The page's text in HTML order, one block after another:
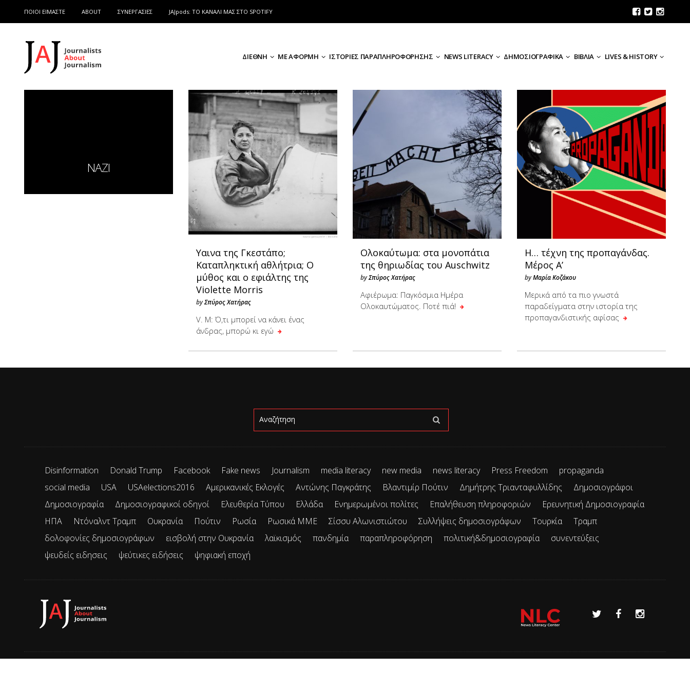
ΠΟΙΟΙ ΕΙΜΑΣΤΕ ABOUT ΣΥΝΕΡΓΑΣΙΕΣ JAJpods: TO ΚΑΝΑΛΙ ΜΑΣ ΣΤΟ SPOTIFY
ΔΙΕΘΝΗ ΜΕ ΑΦΟΡΜΗ ΙΣΤΟΡΙΕΣ ΠΑΡΑΠΛΗΡΟΦΟΡΗΣΗΣ NEWS LITERACY ΔΗΜΟΣΙΟΓΡΑΦΙΚΑ ΒΙΒΛΙΑ LIVES & HISTORY
ΝΑΖΙ
Υαινα της Γκεστάπο;
Καταπληκτική αθλήτρια; Ο
μύθος και ο εφιάλτης της
Violette Morris
byΣπύρος Χατήρας
V. M: Ό,τι μπορεί να κάνει ένας
άνδρας, μπορώ κι εγώ
Ολοκαύτωμα: στα μονοπάτια
της θηριωδίας του Auschwitz
byΣπύρος Χατήρας
Αφιέρωμα: Παγκόσμια Ημέρα
Ολοκαυτώματος. Ποτέ πιά!
H… τέχνη της προπαγάνδας.
Μέρος Α’
byΜαρία Κοζάκου
Μερικά από τα πιο γνωστά
παραδείγματα στην ιστορία της
προπαγανδιστικής αφίσας
Disinformation Donald Trump Facebook Fake news Journalism media literacy new media news literacy Press Freedom
propaganda
social media
USA USAelections2016 Αμερικανικές Εκλογές Αντώνης Παγκράτης Βλαντιμίρ Πούτιν Δημήτρης Τριανταφυλλίδης
Δημοσιογράφοι
Δημοσιογραφία
Δημοσιογραφικοί οδηγοί Ελευθερία Τύπου Ελλάδα Ενημερωμένοι πολίτες Επαλήθευση πληροφοριών
Ερευνητική Δημοσιογραφία
ΗΠΑ
Ντόναλντ Τραμπ Ουκρανία Πούτιν Ρωσία Ρωσικά ΜΜΕ Σίσσυ Αλωνιστιώτου Συλλήψεις δημοσιογράφων Τουρκία
Τραμπ
δολοφονίες δημοσιογράφων
εισβολή στην Ουκρανία λαϊκισμός πανδημία παραπληροφόρηση πολιτική&δημοσιογραφία
συνεντεύξεις
ψευδείς ειδησεις
ψεύτικες ειδήσεις ψηφιακή εποχή